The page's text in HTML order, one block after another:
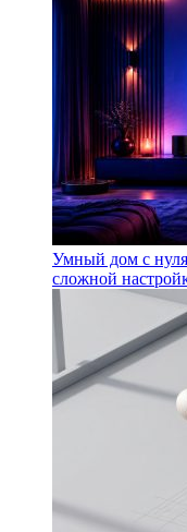
Умный дом с
сложной